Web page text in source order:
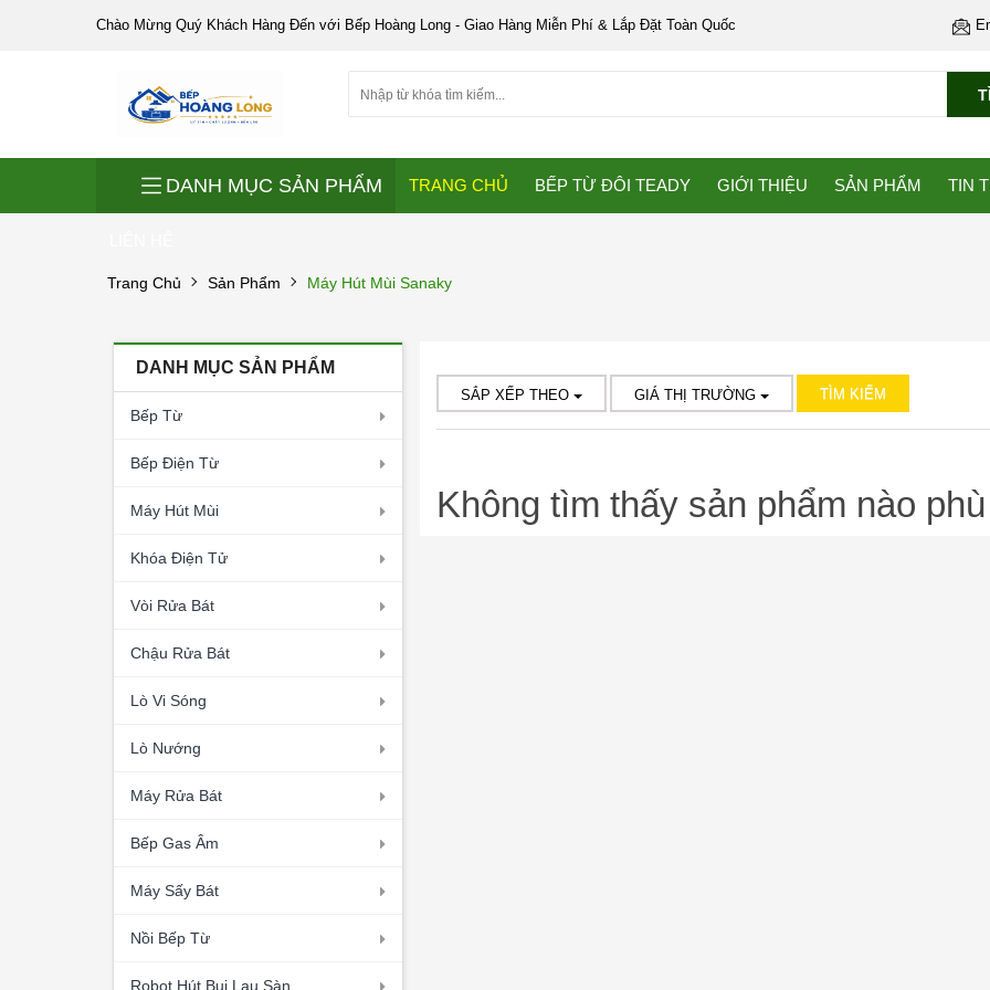
Chào Mừng Quý Khách Hàng Đến với Bếp Hoàng Long - Giao Hàng Miễn Phí & Lắp Đặt Toàn Quốc
DANH MỤC SẢN PHẨM TRANG CHỦ BẾP TỪ ĐÔI TEADY GIỚI THIỆU SẢN PHẨM TIN
Trang Chủ Sản Phẩm Máy Hút Mùi Sanaky
DANH MỤC SẢN PHẨM
Bếp Từ
Bếp Điện Từ
Máy Hút Mùi
Khóa Điện Tử
Vòi Rửa Bát
Chậu Rửa Bát
Lò Vi Sóng
Lò Nướng
Máy Rửa Bát
Bếp Gas Âm
Máy Sấy Bát
Nồi Bếp Từ
Robot Hút Bụi Lau Sàn
SẮP XẾP THEO GIÁ THỊ TRƯỜNG TÌM KIẾM
Không tìm thấy sản phẩm nào